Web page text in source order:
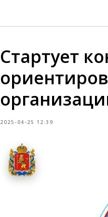
Стартует
2025-04-25 12:39